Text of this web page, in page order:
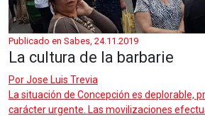
Publicado en Sabes, 24.11.2019
La cultura de la barbarie
PorJose Luis Trevia
La situación de Concepción es deplorable,
carácter urgente. Las movilizaciones